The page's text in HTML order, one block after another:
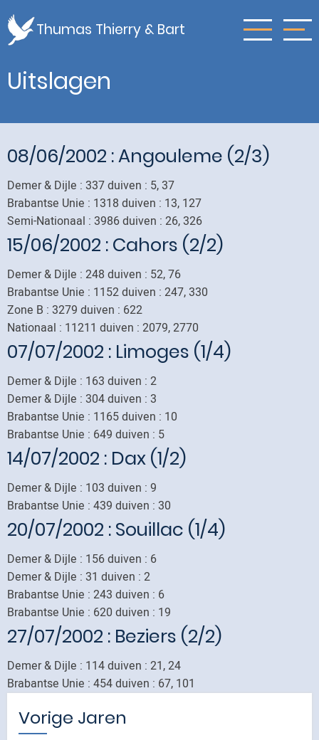
to
main
Thumas Thierry & Bart
Uitslagen
08/06/2002 : Angouleme (2/3)
Demer & Dijle : 337 duiven : 5, 37
Brabantse Unie : 1318 duiven : 13, 127
Semi-Nationaal : 3986 duiven : 26, 326
15/06/2002 : Cahors (2/2)
Demer & Dijle : 248 duiven : 52, 76
Brabantse Unie : 1152 duiven : 247, 330
Zone B : 3279 duiven : 622
Nationaal : 11211 duiven : 2079, 2770
07/07/2002 : Limoges (1/4)
Demer & Dijle : 163 duiven : 2
Demer & Dijle : 304 duiven : 3
Brabantse Unie : 1165 duiven : 10
Brabantse Unie : 649 duiven : 5
14/07/2002 : Dax (1/2)
Demer & Dijle : 103 duiven : 9
Brabantse Unie : 439 duiven : 30
20/07/2002 : Souillac (1/4)
Demer & Dijle : 156 duiven : 6
Demer & Dijle : 31 duiven : 2
Brabantse Unie : 243 duiven : 6
Brabantse Unie : 620 duiven : 19
27/07/2002 : Beziers (2/2)
Demer & Dijle : 114 duiven : 21, 24
Brabantse Unie : 454 duiven : 67, 101
Vorige Jaren